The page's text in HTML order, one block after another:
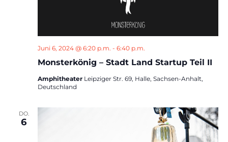
Monsterkönig – Stadt Land Startup Teil II
Juni 6, 2024 @ 6:20 p.m. - 6:40 p.m.
Amphitheater Leipziger Str. 69, Halle, Sachsen-Anhalt,
Deutschland
DO.
6